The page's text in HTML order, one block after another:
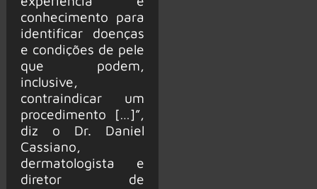
conhecimento para
identificar doenças
e condições de pele
que podem,
inclusive,
contraindicar um
procedimento […]”,
diz o Dr. Daniel
Cassiano,
dermatologista e
diretor de